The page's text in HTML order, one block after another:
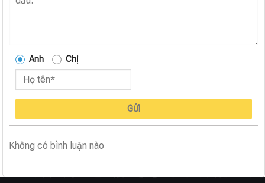
Anh Chị
GỬI
Không có bình luận nào